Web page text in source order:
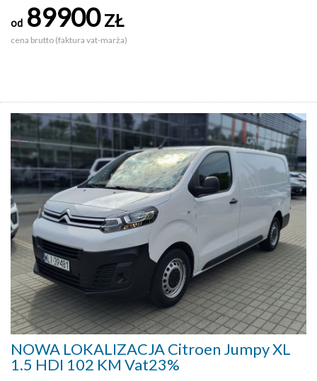
od 89900ZŁ
cena brutto (faktura vat-marża)
NOWA LOKALIZACJA Citroen Jumpy XL
1.5 HDI 102 KM Vat23%